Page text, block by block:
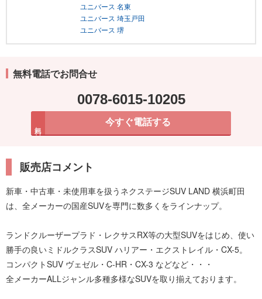
ユニバース 名東
ユニバース 埼玉戸田
ユニバース 堺
無料電話でお問合せ
0078-6015-10205
今すぐ電話する
販売店コメント
新車・中古車・未使用車を扱うネクステージSUV LAND 横浜町田
は、全メーカーの国産SUVを専門に数多くをラインナップ。
ランドクルーザープラド・レクサスRX等の大型SUVをはじめ、使い
勝手の良いミドルクラスSUV ハリアー・エクストレイル・CX-5。
コンパクトSUV ヴェゼル・C-HR・CX-3 などなど・・・
全メーカーALLジャンル多種多様なSUVを取り揃えております。